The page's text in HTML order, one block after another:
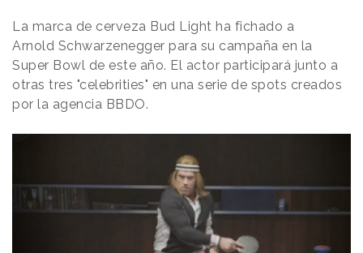
La marca de cerveza Bud Light ha fichado a
Arnold Schwarzenegger para su campaña en la
Super Bowl de este año. El actor participará junto a
otras tres "celebrities" en una serie de spots creados
por la agencia BBDO.